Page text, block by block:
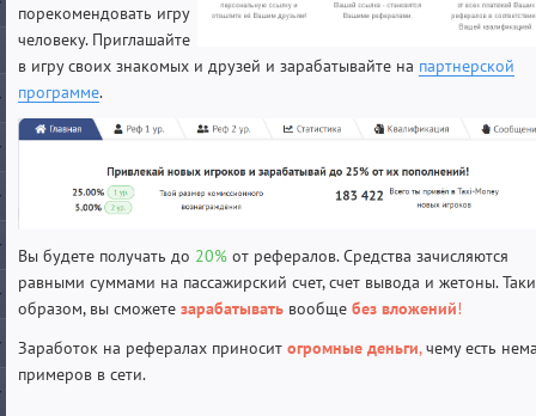
порекомендовать игру
человеку. Приглашайте
в игру своих знакомых и друзей и зарабатывайте на партнерской
программе.
Вы будете получать до 20% от рефералов. Средства зачисляются
равными суммами на пассажирский счет, счет вывода и жетоны.
образом, вы сможете зарабатывать вообще без вложений!
Заработок на рефералах приносит огромные деньги,чему есть
примеров в сети.